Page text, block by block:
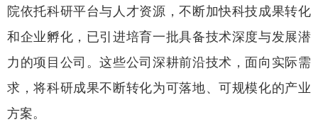
院依托科研平台与人才资源，不断加快科技成果转化
和企业孵化，已引进培育一批具备技术深度与发展潜
力的项目公司。这些公司深耕前沿技术，面向实际需
求，将科研成果不断转化为可落地、可规模化的产业
方案。